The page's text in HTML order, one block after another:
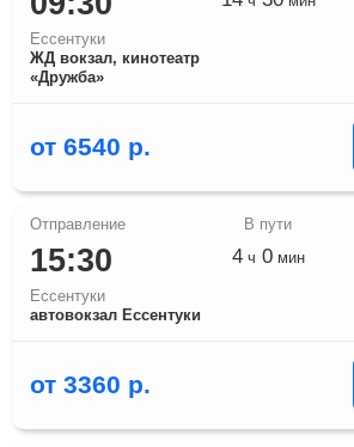
Ессентуки
ЖД вокзал, кинотеатр
«Дружба»
от 6540 р.
15:30
Ессентуки
автовокзал Ессентуки
4ч 0мин
от 3360 р.